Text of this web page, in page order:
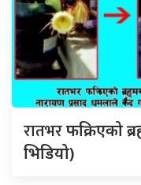
रातभरफक्रिएको
भिडियो)